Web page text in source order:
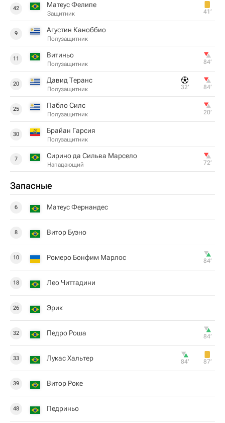
42 Матеус Фелипе
Защитник 41‎’‎
9 Агустин Каноббио
Полузащитник
11 Витиньо
Полузащитник 84‎’‎
20 Давид Теранс
Полузащитник 32‎’‎ 84‎’‎
25 Пабло Силс
Полузащитник 20‎’‎
30 Брайан Гарсия
Полузащитник
7 Сирино да Сильва Марсело
Нападающий 72‎’‎
Запасные
6 Матеус Фернандес
8 Витор Буэно
10 Ромеро Бонфим Марлос 84‎’‎
18 Лео Читтадини
26 Эрик
32 Педро Роша 84‎’‎
33 Лукас Хальтер 84‎’‎ 87‎’‎
39 Витор Роке
48 Педриньо